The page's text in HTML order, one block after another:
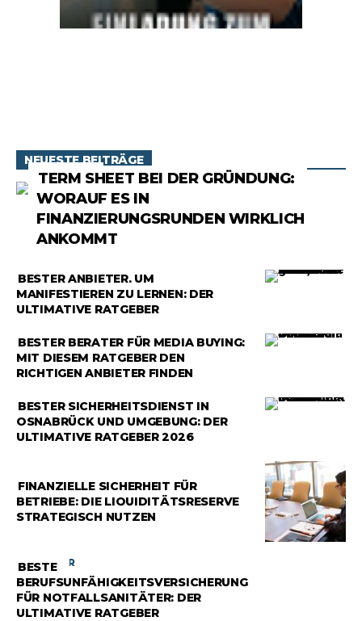
NEUESTE BEITRÄGE
TERM SHEET BEI DER GRÜNDUNG:
WORAUF ES IN
FINANZIERUNGSRUNDEN WIRKLICH
ANKOMMT
RATGEBER
BESTER ANBIETER, UM
MANIFESTIEREN ZU LERNEN: DER
ULTIMATIVE RATGEBER
RATGEBER
BESTER BERATER FÜR MEDIA BUYING:
MIT DIESEM RATGEBER DEN
RICHTIGEN ANBIETER FINDEN
RATGEBER
BESTER SICHERHEITSDIENST IN
OSNABRÜCK UND UMGEBUNG: DER
ULTIMATIVE RATGEBER 2026
RATGEBER
FINANZIELLE SICHERHEIT FÜR
BETRIEBE: DIE LIQUIDITÄTSRESERVE
STRATEGISCH NUTZEN
RATGEBER
BESTE
BERUFSUNFÄHIGKEITSVERSICHERUNG
FÜR NOTFALLSANITÄTER: DER
ULTIMATIVE RATGEBER